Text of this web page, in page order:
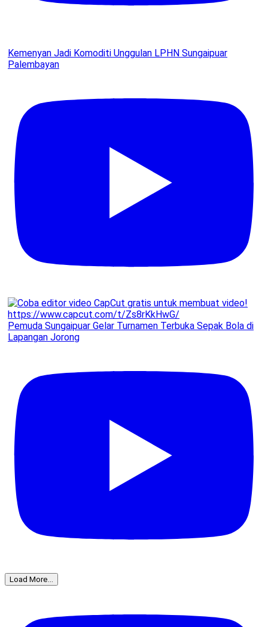
Kemenyan Jadi Komoditi Unggulan LPHN Sungaipuar
Palembayan
Pemuda Sungaipuar Gelar Turnamen Terbuka Sepak Bola di
Lapangan Jorong
Load More...